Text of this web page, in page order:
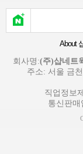
About
회사명:(주)샵네트
주소: 서울 금
직업정보
통신판매